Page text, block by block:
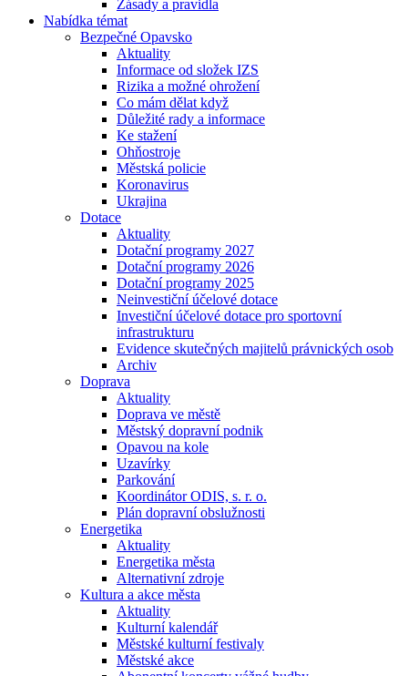
Zásady a pravidla
Nabídka témat
Bezpečné Opavsko
Aktuality
Informace od složek IZS
Rizika a možné ohrožení
Co mám dělat když
Důležité rady a informace
Ke stažení
Ohňostroje
Městská policie
Koronavirus
Ukrajina
Dotace
Aktuality
Dotační programy 2027
Dotační programy 2026
Dotační programy 2025
Neinvestiční účelové dotace
Investiční účelové dotace pro sportovní
infrastrukturu
Evidence skutečných majitelů právnických osob
Archiv
Doprava
Aktuality
Doprava ve městě
Městský dopravní podnik
Opavou na kole
Uzavírky
Parkování
Koordinátor ODIS, s. r. o.
Plán dopravní obslužnosti
Energetika
Aktuality
Energetika města
Alternativní zdroje
Kultura a akce města
Aktuality
Kulturní kalendář
Městské kulturní festivaly
Městské akce